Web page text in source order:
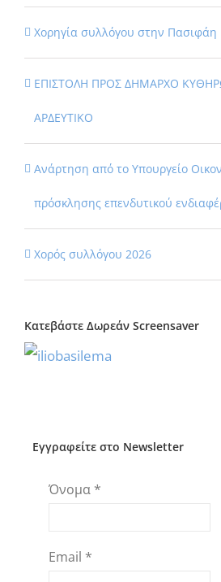
Χορηγία συλλόγου στην Πασιφάη
ΕΠΙΣΤΟΛΗ ΠΡΟΣ ΔΗΜΑΡΧΟ
ΑΡΔΕΥΤΙΚΟ
Ανάρτηση από το Υπουργείο
πρόσκλησης επενδυτικού
Χορός συλλόγου 2026
Κατεβάστε Δωρεάν Screensaver
Εγγραφείτε στο Newsletter
Όνομα *
Email *